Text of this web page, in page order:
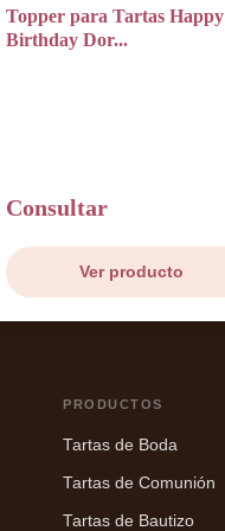
Topper para Tartas Happy
Birthday Dor...
Consultar
Ver producto
PRODUCTOS
Tartas de Boda
Tartas de Comunión
Tartas de Bautizo